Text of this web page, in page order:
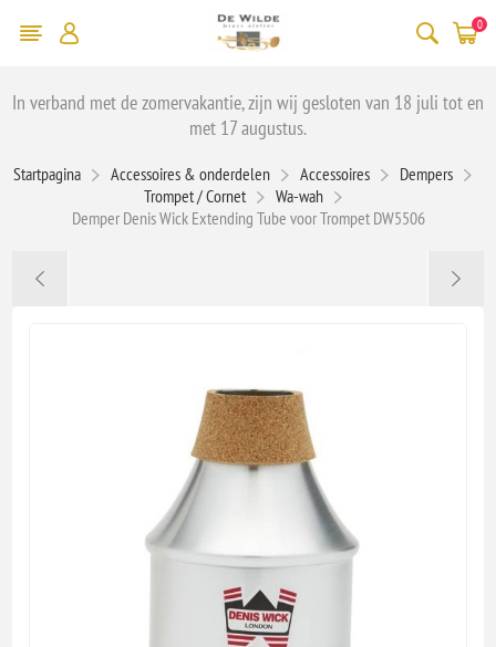
0
In verband met de zomervakantie, zijn wij gesloten van 18 juli tot en
met 17 augustus.
Startpagina Accessoires & onderdelen Accessoires
Dempers
Trompet / Cornet
Wa-wah
Demper Denis Wick Extending Tube voor Trompet DW5506